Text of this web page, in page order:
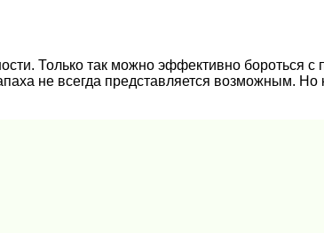
Только так можно эффективно бороться с
не всегда представляется возможным. Но